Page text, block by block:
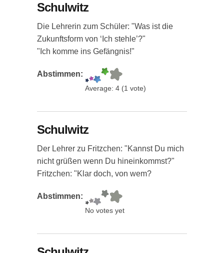
Schulwitz
Die Lehrerin zum Schüler: "Was ist die
Zukunftsform von ‘Ich stehle’?"
"Ich komme ins Gefängnis!"
Abstimmen:
Average: 4 (1 vote)
Schulwitz
Der Lehrer zu Fritzchen: "Kannst Du mich
nicht grüßen wenn Du hineinkommst?"
Fritzchen: "Klar doch, von wem?
Abstimmen:
No votes yet